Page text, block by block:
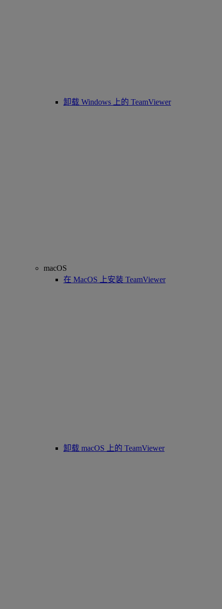
卸载 Windows 上的 TeamViewer
macOS
在 MacOS 上安装 TeamViewer
卸载 macOS 上的 TeamViewer